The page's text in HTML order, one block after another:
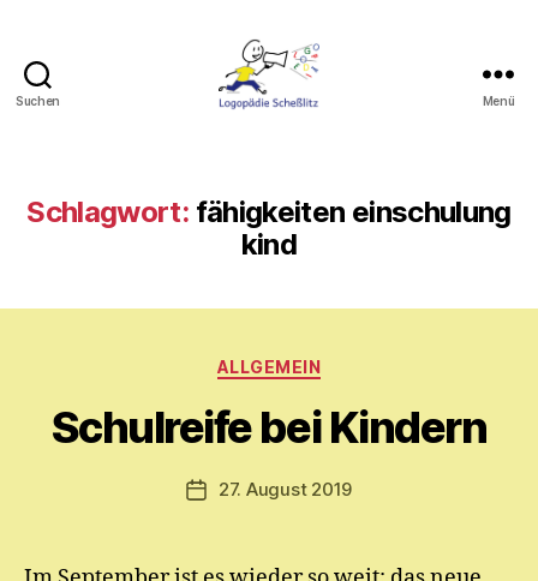
Suchen Menü
Schlagwort: fähigkeiten einschulung
kind
Kategorien
ALLGEMEIN
Schulreife bei Kindern
Beitragsautor
n
y
ri
m
Veröffentlichungsdatum
27. August 2019